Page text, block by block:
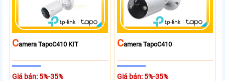
CAmera TapoC410 KIT
Giá bán: 5%-35%
CAmera TapoC410
Giá bán: 5%-35%